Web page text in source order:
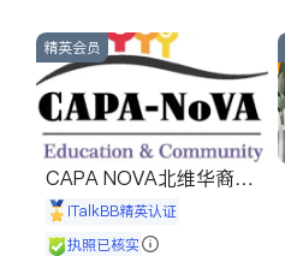
建筑合同、刑事案件全包办
信托/遗嘱
商业
索赔
律师-其它 保释
精英会员
CAPA NOVA北维华裔家
长会iTalkBB精英认证
执照已核实